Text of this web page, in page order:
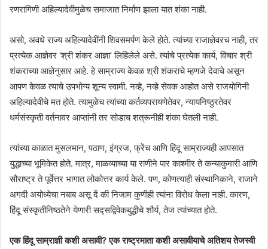
रणरागिणी अहिल्यादेवीमुळेच समाजात निर्माण झाला यात शंका नाही.
असो, अवधे राज्य अहिल्यादेवींनी शिवसमर्पण केले होते. त्यांच्या राजाज्ञेवरच नाही, तर
प्रत्येक आज्ञेवर ‘श्री शंकर आज्ञा’ लिहिलेले असे. त्यांचे प्रत्येक कार्य, विचार श्री
शंकराच्या आज्ञेनुसार आहे. हे साम्राज्य केवळ श्री शंकराचे म्हणजे देवाचे असून
आपण केवळ त्याचे उपभोग्य शून्य स्वामी. नव्हे, नव्हे सेवक आहोत असे राजयोगिनी
अहिल्यादेवीचे मत होते. त्यामुळेच त्यांच्या कर्तव्यपरायणेतेवर, न्यायनिष्ठुरतेवर
धर्मसंस्कृती वर्तनावर आप्तांनी तर सोडाच शत्रूनीही शंका घेतली नाही.
त्यांच्या काळात मुसलमान, पठाण, इंग्रज, फ्रेंच आणि हिंदू साम्राज्यही आपसात
युद्धाच्या भूमिकेत होते. मात्र, माळव्याच्या या राणीने पार काश्मीर ते कन्याकुमारी आणि
सौराष्ट्र ते पूर्वेत्तर भागात लोकोत्तर कार्य केले. पण, कोणत्याही संस्थानिकाने, राजाने
अगदी अयोध्येचा नबाब असू दें की निजाम कुणीही त्यांना विरोध केला नाही. कारण,
हिंदू संस्कृतीनिष्ठतेने येणारी सद्सद्विवेकबुद्धीचे शौर्य, तेज त्यांच्यात होते.
एक हिंदू साम्राज्ञी कशी असावी? एक राष्ट्रमाता कशी असावीयाचे अतिशय तेजस्वी